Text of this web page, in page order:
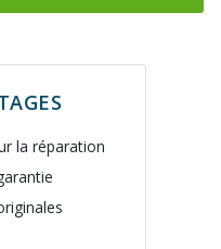
la réparation